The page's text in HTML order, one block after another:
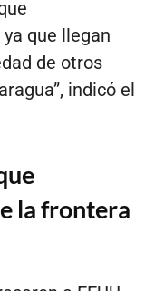
que llegan
de otros
indicó el
la frontera